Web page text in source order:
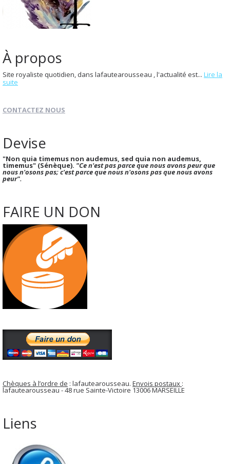
À propos
Site royaliste quotidien, dans lafautearousseau , l'actualité est... Lire la
suite
CONTACTEZ NOUS
Devise
"Non quia timemus non audemus, sed quia non audemus,
timemus" (Sénèque). "Ce n'est pas parce que nous avons peur que
nous n'osons pas; c'est parce que nous n'osons pas que nous avons
peur".
FAIRE UN DON
Chèques à l’ordre de : lafautearousseau. Envois postaux :
lafautearousseau - 48 rue Sainte-Victoire 13006 MARSEILLE
Liens